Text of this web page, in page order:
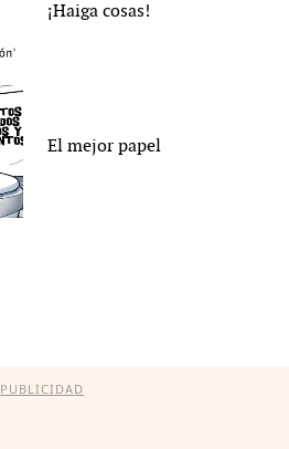
¡Haiga cosas!
El mejor papel
PUBLICIDAD